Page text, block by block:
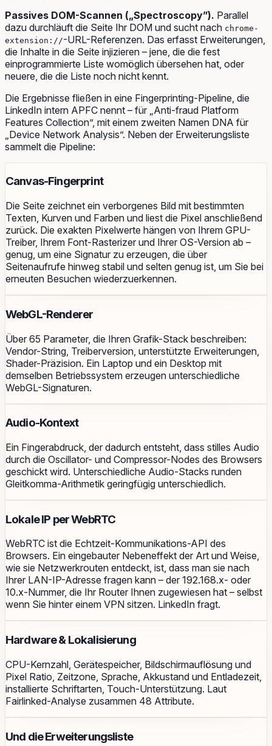
Passives DOM-Scannen („Spectroscopy”). Parallel
dazu durchläuft die Seite Ihr DOM und sucht nach chrome-
extension://-URL-Referenzen. Das erfasst Erweiterungen,
die Inhalte in die Seite injizieren – jene, die die fest
einprogrammierte Liste womöglich übersehen hat, oder
neuere, die die Liste noch nicht kennt.
Die Ergebnisse fließen in eine Fingerprinting-Pipeline, die
LinkedIn intern APFC nennt – für „Anti-fraud Platform
Features Collection”, mit einem zweiten Namen DNA für
„Device Network Analysis”. Neben der Erweiterungsliste
sammelt die Pipeline:
Canvas-Fingerprint
Die Seite zeichnet ein verborgenes Bild mit bestimmten
Texten, Kurven und Farben und liest die Pixel anschließend
zurück. Die exakten Pixelwerte hängen von Ihrem GPU-
Treiber, Ihrem Font-Rasterizer und Ihrer OS-Version ab –
genug, um eine Signatur zu erzeugen, die über
Seitenaufrufe hinweg stabil und selten genug ist, um Sie bei
erneuten Besuchen wiederzuerkennen.
WebGL-Renderer
Über 65 Parameter, die Ihren Grafik-Stack beschreiben:
Vendor-String, Treiberversion, unterstützte Erweiterungen,
Shader-Präzision. Ein Laptop und ein Desktop mit
demselben Betriebssystem erzeugen unterschiedliche
WebGL-Signaturen.
Audio-Kontext
Ein Fingerabdruck, der dadurch entsteht, dass stilles Audio
durch die Oscillator- und Compressor-Nodes des Browsers
geschickt wird. Unterschiedliche Audio-Stacks runden
Gleitkomma-Arithmetik geringfügig unterschiedlich.
Lokale IP per WebRTC
WebRTC ist die Echtzeit-Kommunikations-API des
Browsers. Ein eingebauter Nebeneffekt der Art und Weise,
wie sie Netzwerkrouten entdeckt, ist, dass man sie nach
Ihrer LAN-IP-Adresse fragen kann – der 192.168.x- oder
10.x-Nummer, die Ihr Router Ihnen zugewiesen hat – selbst
wenn Sie hinter einem VPN sitzen. LinkedIn fragt.
Hardware & Lokalisierung
CPU-Kernzahl, Gerätespeicher, Bildschirmauflösung und
Pixel Ratio, Zeitzone, Sprache, Akkustand und Entladezeit,
installierte Schriftarten, Touch-Unterstützung. Laut
Fairlinked-Analyse zusammen 48 Attribute.
Und die Erweiterungsliste